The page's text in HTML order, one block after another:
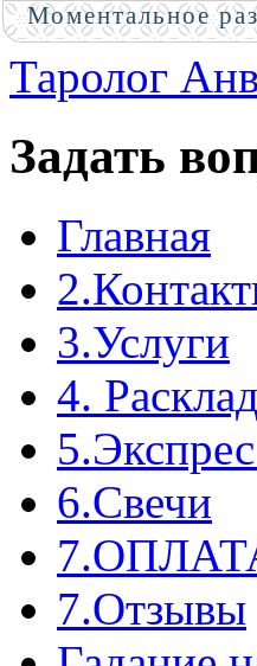
Таролог
Задать
Главная
3.Услуги
4.
6.Свечи
7.Отзывы
Моментальное